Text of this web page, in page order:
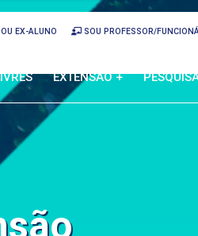
EX-ALUNO SOU PROFESSOR/
EXTENSÃO +